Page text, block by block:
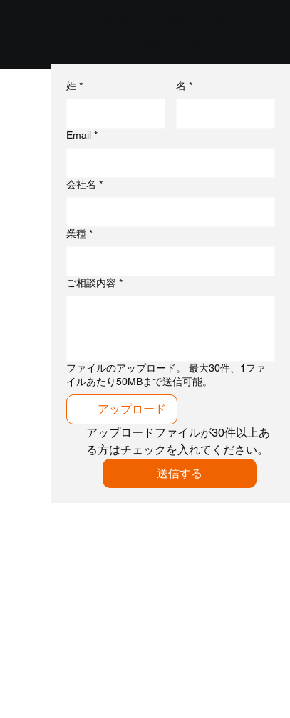
姓 * 名 *
Email *
会社名 *
業種 *
ご相談内容 *
ファイルのアップロード。 最大30件、1ファ
イルあたり50MBまで送信可能。
アップロード
アップロードファイルが30件以上あ
る方はチェックを入れてください。
送信する